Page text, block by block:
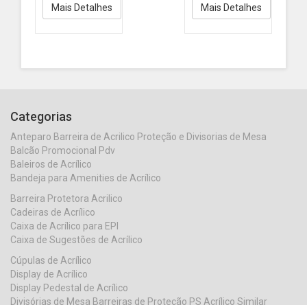
Mais Detalhes Mais Detalhes
Categorias
Anteparo Barreira de Acrilico Proteção e Divisorias de Mesa
Balcão Promocional Pdv
Baleiros de Acrílico
Bandeja para Amenities de Acrílico
Barreira Protetora Acrilico
Cadeiras de Acrílico
Caixa de Acrílico para EPI
Caixa de Sugestões de Acrílico
Cúpulas de Acrílico
Display de Acrílico
Display Pedestal de Acrílico
Divisórias de Mesa Barreiras de Proteção PS Acrílico Similar